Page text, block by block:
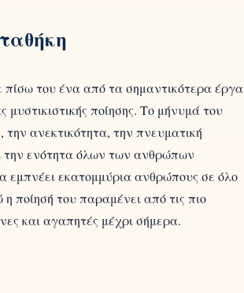
του ένα από τα σημαντικότερα έργα
μυστικιστικής ποίησης. Το μήνυμά του
ανεκτικότητα, την πνευματική
την ενότητα όλων των ανθρώπων
εμπνέει εκατομμύρια ανθρώπους σε όλο
ποίησή του παραμένει από τις πιο